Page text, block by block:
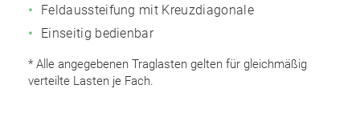
Feldaussteifung mit Kreuzdiagonale
Einseitig bedienbar
* Alle angegebenen Traglasten gelten für gleichmäßig
verteilte Lasten je Fach.